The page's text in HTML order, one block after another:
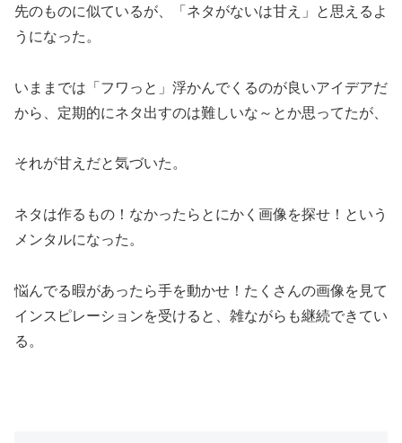
先のものに似ているが、「ネタがないは甘え」と思えるよ
うになった。
いままでは「フワっと」浮かんでくるのが良いアイデアだ
から、定期的にネタ出すのは難しいな～とか思ってたが、
それが甘えだと気づいた。
ネタは作るもの！なかったらとにかく画像を探せ！という
メンタルになった。
悩んでる暇があったら手を動かせ！たくさんの画像を見て
インスピレーションを受けると、雑ながらも継続できてい
る。